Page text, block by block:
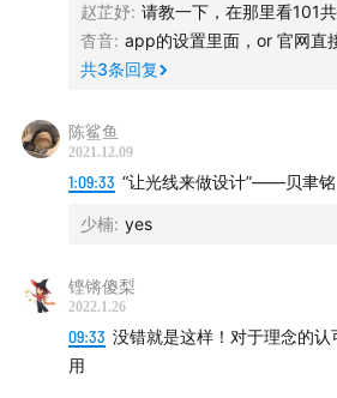
赵芷妤: 请教一下，在那里看101
杳音: app的设置里面，or 官网直
共3条回复
陈鲨鱼
2021.12.09
1:09:33 “让光线来做设计”——贝聿铭
少楠: yes
铿锵傻梨
2022.1.26
09:33 没错就是这样！对于理念的
用